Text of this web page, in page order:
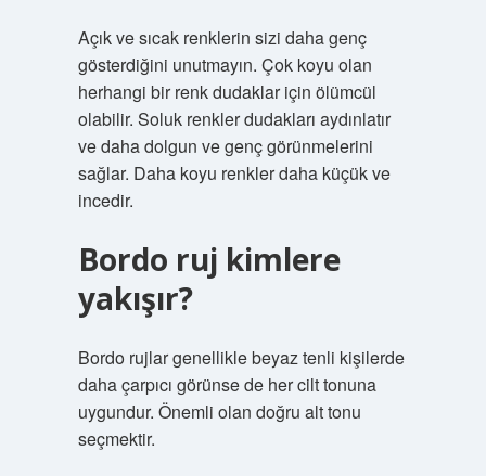
Açık ve sıcak renklerin sizi daha genç
gösterdiğini unutmayın. Çok koyu olan
herhangi bir renk dudaklar için ölümcül
olabilir. Soluk renkler dudakları aydınlatır
ve daha dolgun ve genç görünmelerini
sağlar. Daha koyu renkler daha küçük ve
incedir.
Bordo ruj kimlere
yakışır?
Bordo rujlar genellikle beyaz tenli kişilerde
daha çarpıcı görünse de her cilt tonuna
uygundur. Önemli olan doğru alt tonu
seçmektir.